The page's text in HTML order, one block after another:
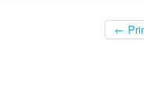
←